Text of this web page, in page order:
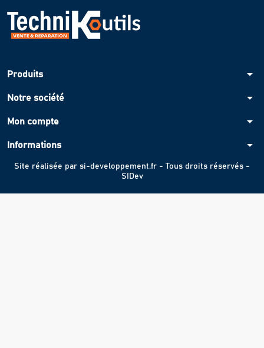
Produits arrow_drop_down
Notre société arrow_drop_down
Mon compte arrow_drop_down
Informations arrow_drop_down
Site réalisée par si-developpement.fr - Tous droits réservés -
SIDev